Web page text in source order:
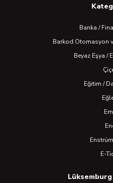
Banka /
Barkod Otomasyon
Beyaz Eşya /
Eğitim /
E-